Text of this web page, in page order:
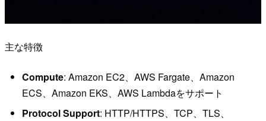
主な特徴
Compute: Amazon EC2、AWS Fargate、Amazon
ECS、Amazon EKS、AWS Lambdaをサポート
Protocol Support: HTTP/HTTPS、TCP、TLS、